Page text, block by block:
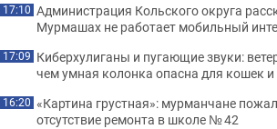
17:10 Администрация Кольского округа
Мурмашах не работает мобильный
17:09 Киберхулиганы и пугающие звуки:
чем умная колонка опасна для кошек и
16:20 «Картина грустная»: мурманчане
отсутствие ремонта в школе № 42